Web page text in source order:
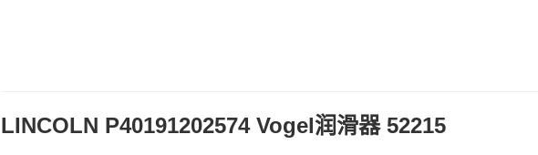
LINCOLN P40191202574 Vogel润滑器 52215